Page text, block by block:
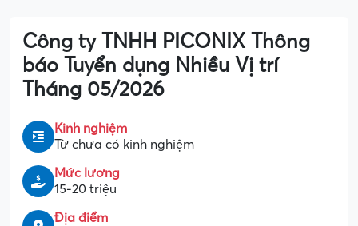
Công ty TNHH PICONIX Thông
báo Tuyển dụng Nhiều Vị trí
Tháng 05/2026
Kinh nghiệm
Từ chưa có kinh nghiệm
Mức lương
15-20 triệu
Địa điểm